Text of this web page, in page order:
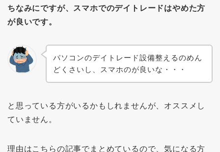
ちなみにですが、スマホでのデイトレードはやめた方
が良いです。
パソコンのデイトレード設備整えるのめん
どくさいし、スマホのが良いな・・・
と思っている方がいるかもしれませんが、オススメし
ていません。
理由はこちらの記事でまとめているので、気になる方